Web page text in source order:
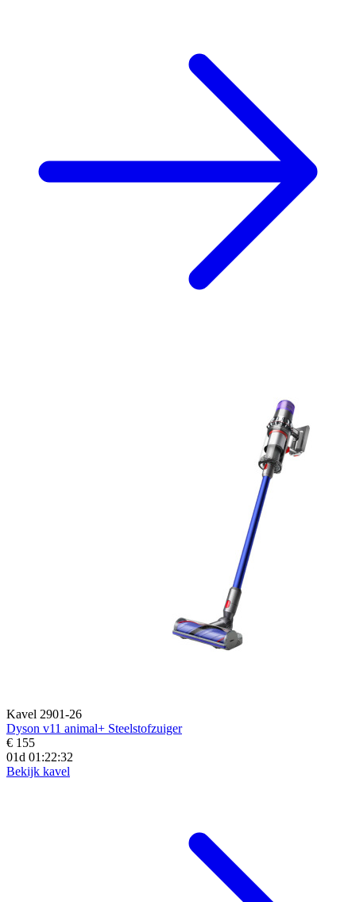
Kavel 2901-26
Dyson v11 animal+ Steelstofzuiger
€ 155
01d 01:22:31
Bekijk kavel